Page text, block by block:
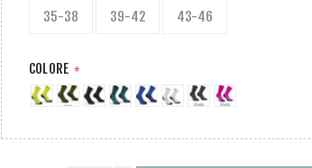
35-38 39-42 43-46
COLORE *